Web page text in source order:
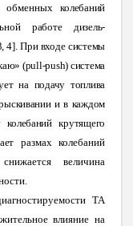
обменныхколебаний
работе дизель-
4]. При входе системы
(pull-push) система
на подачу топлива
и в каждом
крутящего
размах колебаний
величина
ТА
влияние на